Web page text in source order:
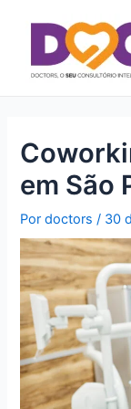
conteúdo
em São
Pordoctors/ 30